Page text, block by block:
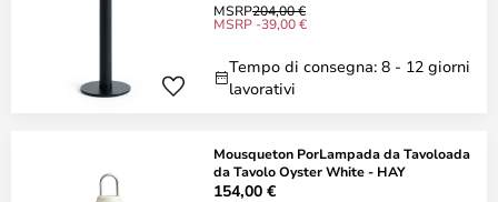
MSRP204,00 €
MSRP -39,00 €
Tempo di consegna: 8 - 12 giorni
lavorativi
Mousqueton PorLampada da Tavoloada
da Tavolo Oyster White - HAY
154,00 €